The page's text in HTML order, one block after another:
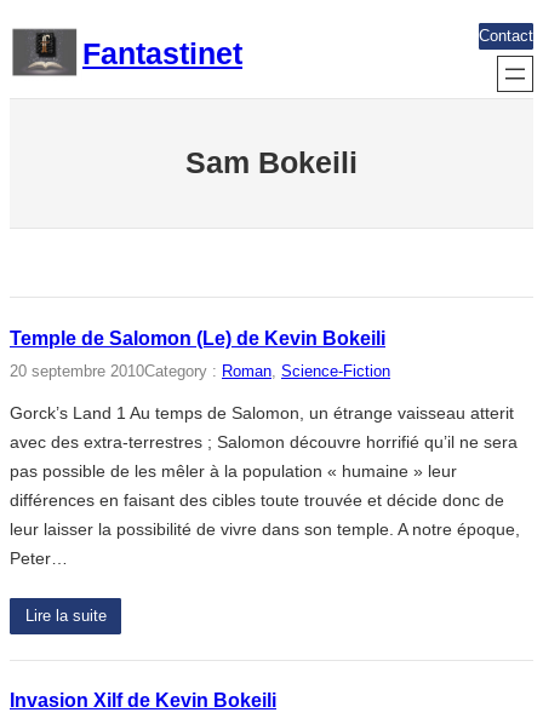
contenu
Fantastinet
Contact
Sam Bokeili
Temple de Salomon (Le) de Kevin Bokeili
20 septembre 2010Category : Roman, Science-Fiction
Gorck’s Land 1 Au temps de Salomon, un étrange vaisseau atterit
avec des extra-terrestres ; Salomon découvre horrifié qu’il ne sera
pas possible de les mêler à la population « humaine » leur
différences en faisant des cibles toute trouvée et décide donc de
leur laisser la possibilité de vivre dans son temple. A notre époque,
Peter…
Lire la suite
Invasion Xilf de Kevin Bokeili